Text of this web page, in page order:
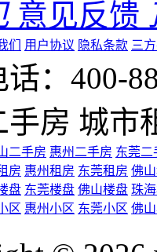
意见反馈
们 用户协议 隐私条款 三
：400-
手房 城市
二手房 惠州二手房 东莞二
房 惠州租房 东莞租房 佛
盘 东莞楼盘 佛山楼盘 珠
区 惠州小区 东莞小区 佛